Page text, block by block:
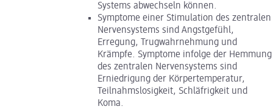
Systems abwechseln können.
Symptome einer Stimulation des zentralen
Nervensystems sind Angstgefühl,
Erregung, Trugwahrnehmung und
Krämpfe. Symptome infolge der Hemmung
des zentralen Nervensystems sind
Erniedrigung der Körpertemperatur,
Teilnahmslosigkeit, Schläfrigkeit und
Koma.